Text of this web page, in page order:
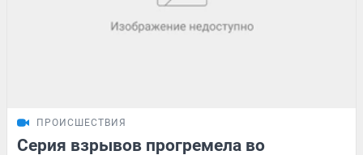
ПРОИСШЕСТВИЯ
Серия взрывов прогремела во